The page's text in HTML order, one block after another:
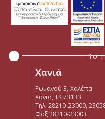
Το
Χανιά
Ρωμανού 3, Χαλέπα
Χανιά, ΤΚ 73133
Τηλ. 28210-23000,
Φαξ 28210-23003